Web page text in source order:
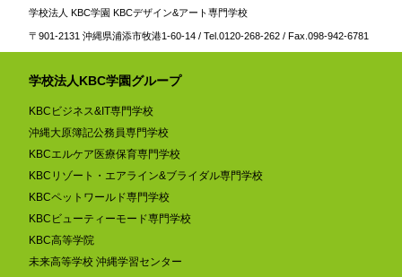
学校法人 KBC学園 KBCデザイン&アート専門学校
〒901-2131 沖縄県浦添市牧港1-60-14 / Tel.0120-268-262 / Fax.098-942-6781
学校法人KBC学園グループ
KBCビジネス&IT専門学校
沖縄大原簿記公務員専門学校
KBCエルケア医療保育専門学校
KBCリゾート・エアライン&ブライダル専門学校
KBCペットワールド専門学校
KBCビューティーモード専門学校
KBC高等学院
未来高等学校 沖縄学習センター